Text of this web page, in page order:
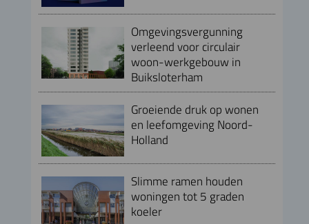
Omgevingsvergunning
verleend voor circulair
woon-werkgebouw in
Buiksloterham
Groeiende druk op wonen
en leefomgeving Noord-
Holland
Slimme ramen houden
woningen tot 5 graden
koeler